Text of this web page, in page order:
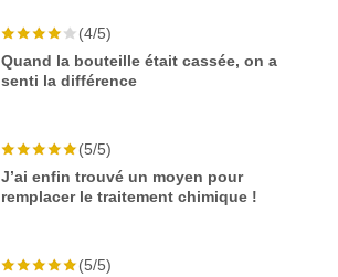
(4/5)
Quand la bouteille était cassée, on a
senti la différence
(5/5)
J’ai enfin trouvé un moyen pour
remplacer le traitement chimique !
(5/5)